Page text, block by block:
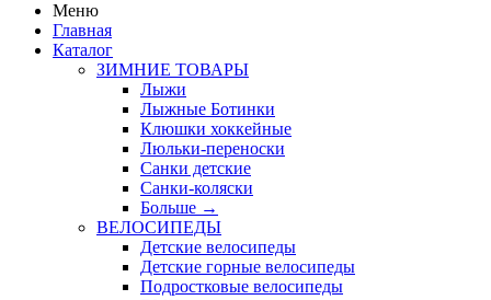
Меню
Главная
Каталог
ЗИМНИЕ ТОВАРЫ
Лыжи
Лыжные Ботинки
Клюшки хоккейные
Люльки-переноски
Санки детские
Санки-коляски
Больше →
ВЕЛОСИПЕДЫ
Детские велосипеды
Детские горные велосипеды
Подростковые велосипеды